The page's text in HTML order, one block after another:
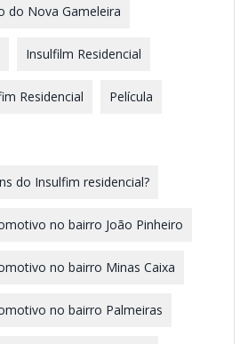
do Nova Gameleira
Insulfilm Residencial
Residencial Película
do Insulfim residencial?
no bairro João Pinheiro
no bairro Minas Caixa
no bairro Palmeiras